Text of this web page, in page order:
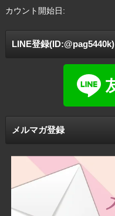
カウント開始日:
LINE登録(ID:@pag5440k)
メルマガ登録